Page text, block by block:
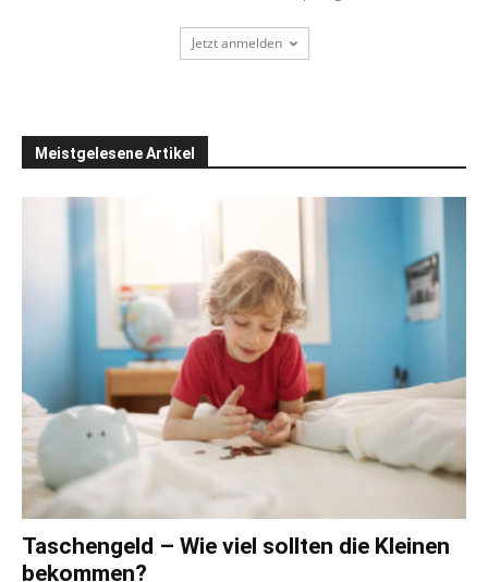
Jetzt anmelden
Meistgelesene Artikel
Taschengeld – Wie viel sollten die Kleinen
bekommen?